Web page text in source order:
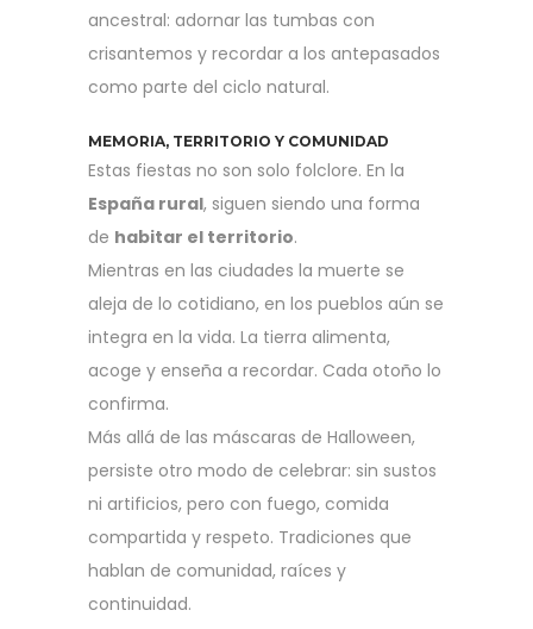
ancestral: adornar las tumbas con
crisantemos y recordar a los antepasados
como parte del ciclo natural.
MEMORIA, TERRITORIO Y COMUNIDAD
Estas fiestas no son solo folclore. En la
España rural, siguen siendo una forma
de habitar el territorio.
Mientras en las ciudades la muerte se
aleja de lo cotidiano, en los pueblos aún se
integra en la vida. La tierra alimenta,
acoge y enseña a recordar. Cada otoño lo
confirma.
Más allá de las máscaras de Halloween,
persiste otro modo de celebrar: sin sustos
ni artificios, pero con fuego, comida
compartida y respeto. Tradiciones que
hablan de comunidad, raíces y
continuidad.